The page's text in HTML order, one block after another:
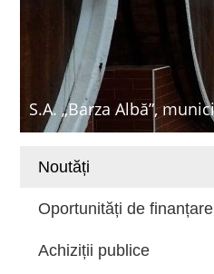
S.A. „Barza Albă”,
Noutăți
Oportunități de finanțare
Achiziții publice